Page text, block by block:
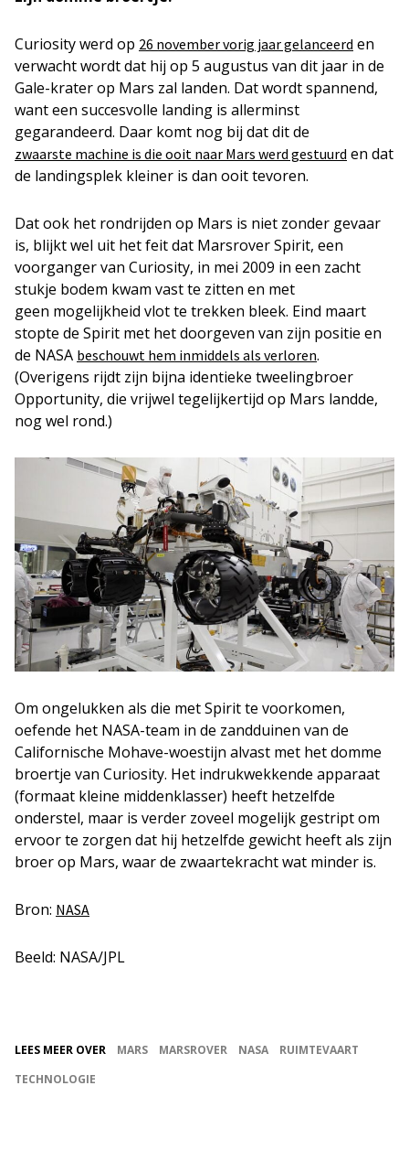
Curiosity werd op 26 november vorig jaar gelanceerd en
verwacht wordt dat hij op 5 augustus van dit jaar in de
Gale-krater op Mars zal landen. Dat wordt spannend,
want een succesvolle landing is allerminst
gegarandeerd. Daar komt nog bij dat dit de
zwaarste machine is die ooit naar Mars werd gestuurd en dat
de landingsplek kleiner is dan ooit tevoren.
Dat ook het rondrijden op Mars is niet zonder gevaar
is, blijkt wel uit het feit dat Marsrover Spirit, een
voorganger van Curiosity, in mei 2009 in een zacht
stukje bodem kwam vast te zitten en met
geen mogelijkheid vlot te trekken bleek. Eind maart
stopte de Spirit met het doorgeven van zijn positie en
de NASA beschouwt hem inmiddels als verloren.
(Overigens rijdt zijn bijna identieke tweelingbroer
Opportunity, die vrijwel tegelijkertijd op Mars landde,
nog wel rond.)
Om ongelukken als die met Spirit te voorkomen,
oefende het NASA-team in de zandduinen van de
Californische Mohave-woestijn alvast met het domme
broertje van Curiosity. Het indrukwekkende apparaat
(formaat kleine middenklasser) heeft hetzelfde
onderstel, maar is verder zoveel mogelijk gestript om
ervoor te zorgen dat hij hetzelfde gewicht heeft als zijn
broer op Mars, waar de zwaartekracht wat minder is.
Bron: NASA
Beeld: NASA/JPL
LEES MEER OVER MARS MARSROVER NASA
RUIMTEVAART
TECHNOLOGIE